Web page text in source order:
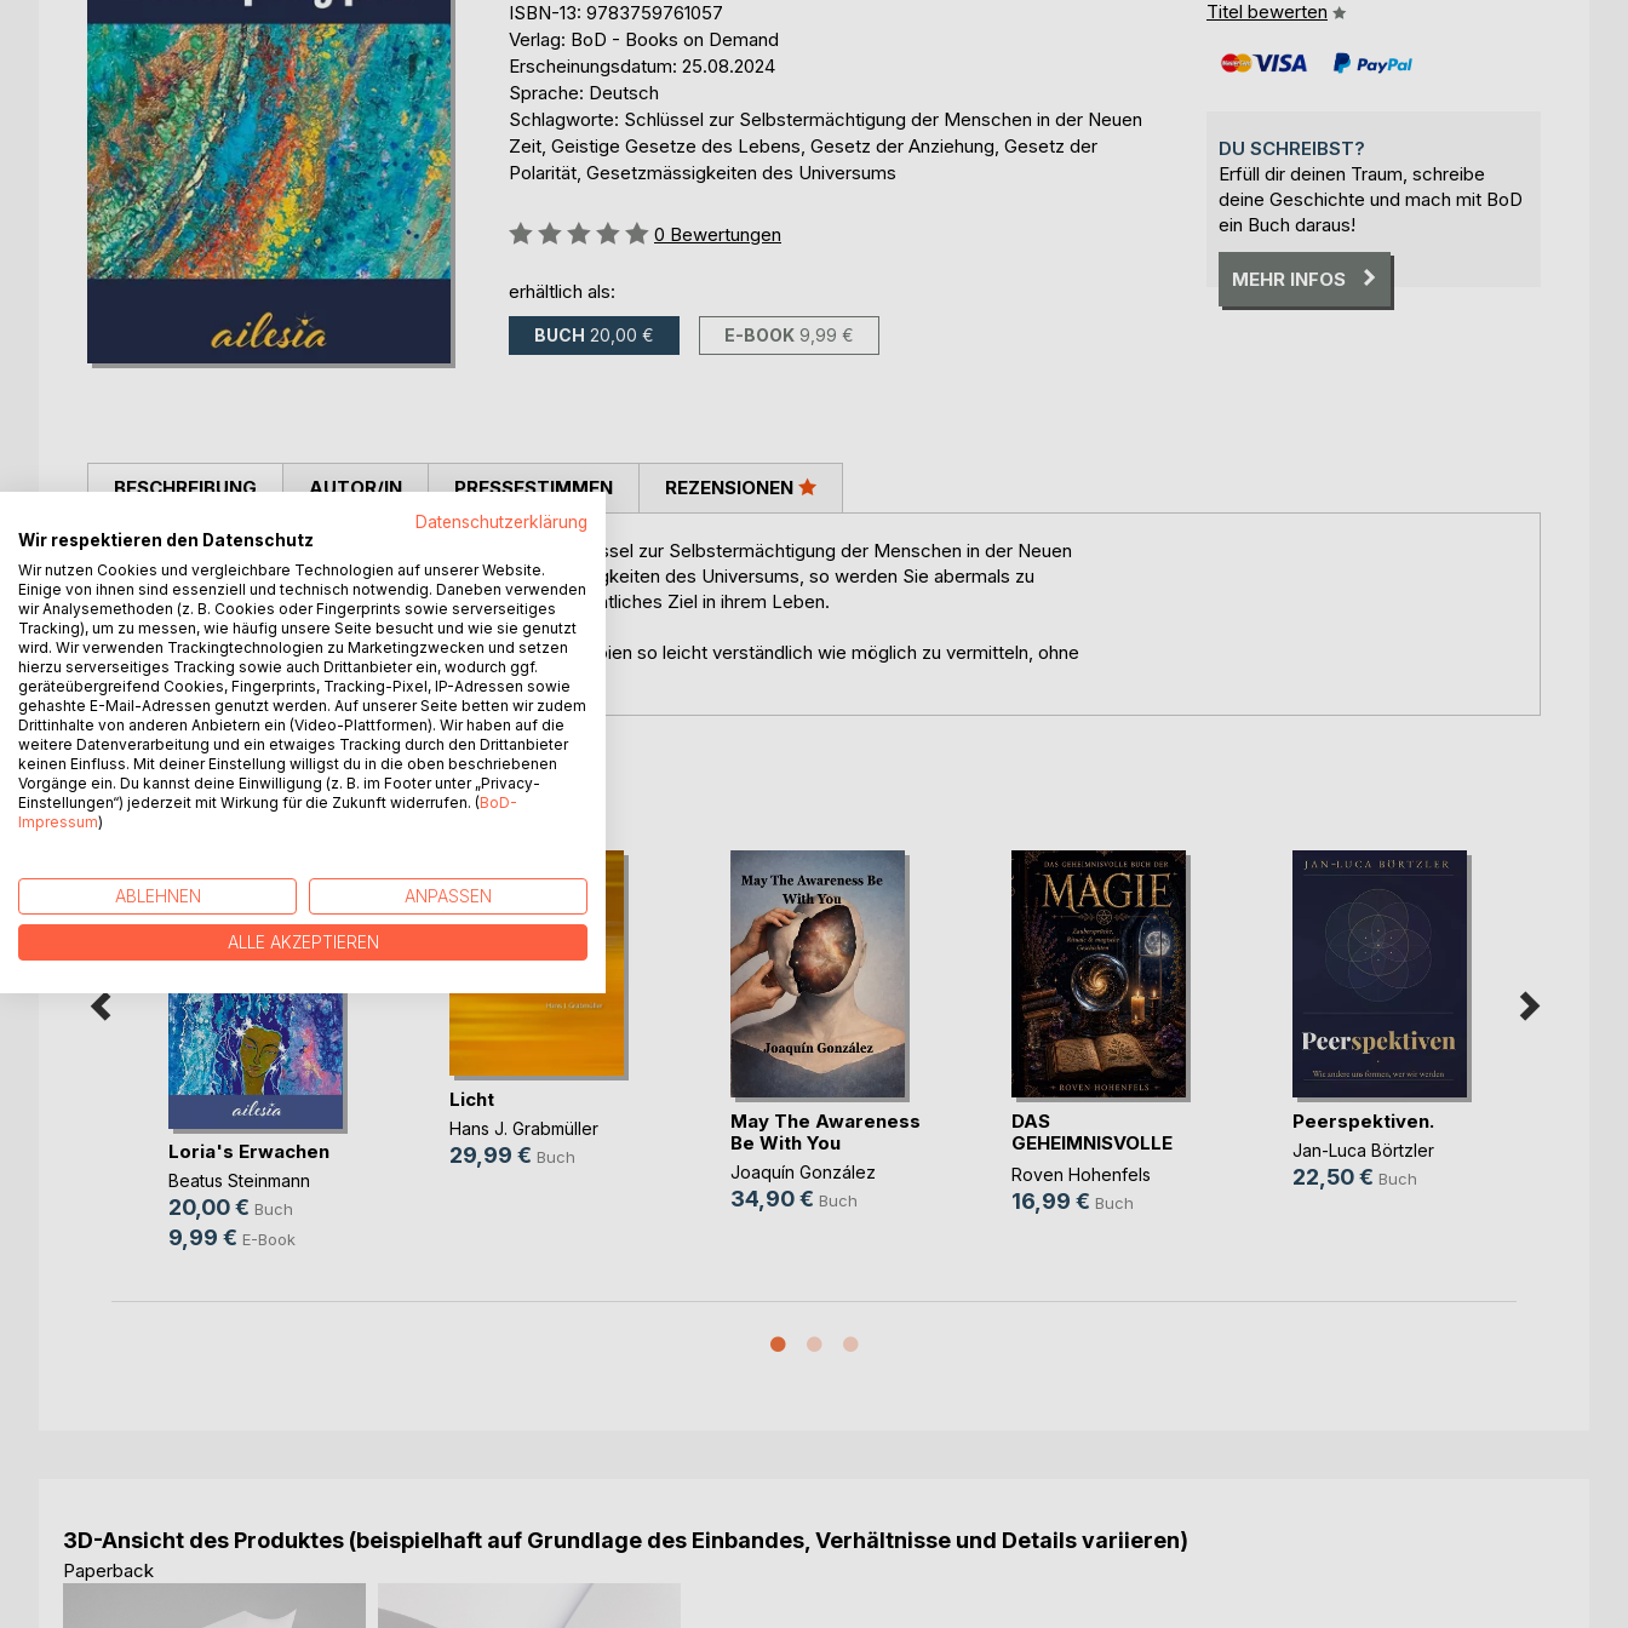
ISBN-13: 9783759761057
Verlag: BoD - Books on Demand
Erscheinungsdatum: 25.08.2024
Sprache: Deutsch
Schlagworte: Schlüssel zur Selbstermächtigung der Menschen in der Neuen
Zeit, Geistige Gesetze des Lebens, Gesetz der Anziehung, Gesetz der
Polarität, Gesetzmässigkeiten des Universums
Bewertung::
0 Bewertungen
erhältlich als:
BUCH 20,00 € E-BOOK 9,99 €
Titel bewerten
DU SCHREIBST?
Erfüll dir deinen Traum, schreibe
deine Geschichte und mach mit BoD
ein Buch daraus!
MEHR INFOS
BESCHREIBUNG
Die kosmischen Lebensprinzipien sind wesentliche Schlüssel zur Selbstermächtigung der Menschen in der Neuen
Zeit. Kennen und meistern Sie die geistigen Gesetzmässigkeiten des Universums, so werden Sie abermals zu
Meistern über die Energien und erreichen damit ein wesentliches Ziel in ihrem Leben.
Die Herausforderung dieses Buches liegt darin, die Prinzipien so leicht verständlich wie möglich zu vermitteln, ohne
dabei deren Wahrheitsgehalt zu verfälschen.
AUTOR/IN PRESSESTIMMEN REZENSIONEN
WEITERE TITEL BEIBoD
Loria's Erwachen
Beatus Steinmann
20,00 € Buch
9,99 € E-Book
Licht
Hans J. Grabmüller
29,99 € Buch
May The Awareness
Be With You
Joaquín González
34,90 € Buch
DAS
GEHEIMNISVOLLE
BUCH DER MAGIE
Roven Hohenfels
16,99 € Buch
Peerspektiven.
Jan-Luca Börtzler
22,50 € Buch
3D-Ansicht des Produktes (beispielhaft auf Grundlage des Einbandes, Verhältnisse und Details variieren)
Paperback
Datenschutzerklärung
Wir respektieren den Datenschutz
Wir nutzen Cookies und vergleichbare Technologien auf unserer Website.
Einige von ihnen sind essenziell und technisch notwendig. Daneben verwenden
wir Analysemethoden (z. B. Cookies oder Fingerprints sowie serverseitiges
Tracking), um zu messen, wie häufig unsere Seite besucht und wie sie genutzt
wird. Wir verwenden Trackingtechnologien zu Marketingzwecken und setzen
hierzu serverseitiges Tracking sowie auch Drittanbieter ein, wodurch ggf.
geräteübergreifend Cookies, Fingerprints, Tracking-Pixel, IP-Adressen sowie
gehashte E-Mail-Adressen genutzt werden. Auf unserer Seite betten wir zudem
Drittinhalte von anderen Anbietern ein (Video-Plattformen). Wir haben auf die
weitere Datenverarbeitung und ein etwaiges Tracking durch den Drittanbieter
keinen Einfluss. Mit deiner Einstellung willigst du in die oben beschriebenen
Vorgänge ein. Du kannst deine Einwilligung (z. B. im Footer unter „Privacy-
Einstellungen“) jederzeit mit Wirkung für die Zukunft widerrufen. (BoD-
Impressum)
ABLEHNEN ANPASSEN
ALLE AKZEPTIEREN